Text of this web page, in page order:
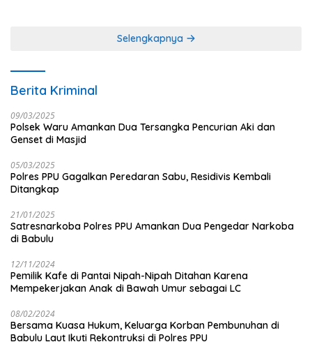
Selengkapnya
Berita Kriminal
09/03/2025
Polsek Waru Amankan Dua Tersangka Pencurian Aki dan
Genset di Masjid
05/03/2025
Polres PPU Gagalkan Peredaran Sabu, Residivis Kembali
Ditangkap
21/01/2025
Satresnarkoba Polres PPU Amankan Dua Pengedar Narkoba
di Babulu
12/11/2024
Pemilik Kafe di Pantai Nipah-Nipah Ditahan Karena
Mempekerjakan Anak di Bawah Umur sebagai LC
08/02/2024
Bersama Kuasa Hukum, Keluarga Korban Pembunuhan di
Babulu Laut Ikuti Rekontruksi di Polres PPU